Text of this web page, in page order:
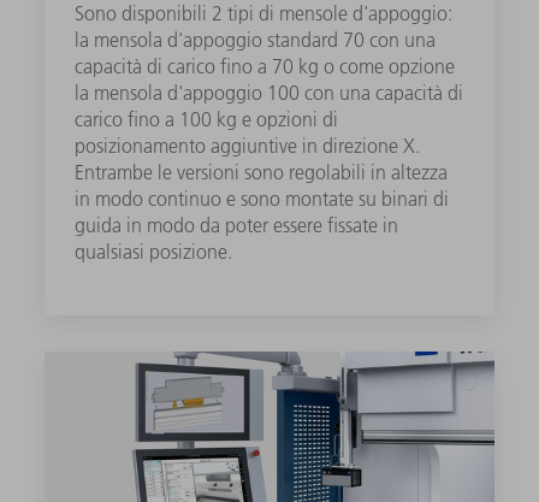
Sono disponibili 2 tipi di mensole d'appoggio:
la mensola d'appoggio standard 70 con una
capacità di carico fino a 70 kg o come opzione
la mensola d'appoggio 100 con una capacità di
carico fino a 100 kg e opzioni di
posizionamento aggiuntive in direzione X.
Entrambe le versioni sono regolabili in altezza
in modo continuo e sono montate su binari di
guida in modo da poter essere fissate in
qualsiasi posizione.